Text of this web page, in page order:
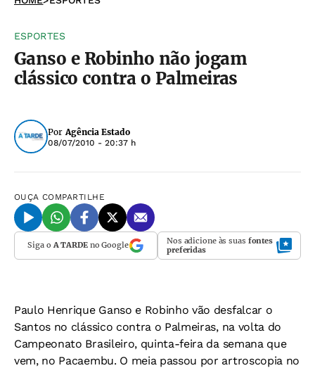
ESPORTES
Ganso e Robinho não jogam
clássico contra o Palmeiras
Por Agência Estado
08/07/2010 - 20:37 h
OUÇA COMPARTILHE
Siga oA TARDEno Google Nos adicione às suas fontes
preferidas
Paulo Henrique Ganso e Robinho vão desfalcar o
Santos no clássico contra o Palmeiras, na volta do
Campeonato Brasileiro, quinta-feira da semana que
vem, no Pacaembu. O meia passou por artroscopia no